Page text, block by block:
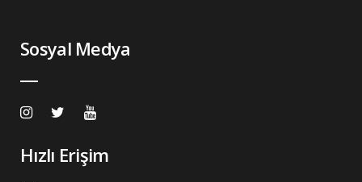
Sosyal Medya
Hızlı Erişim